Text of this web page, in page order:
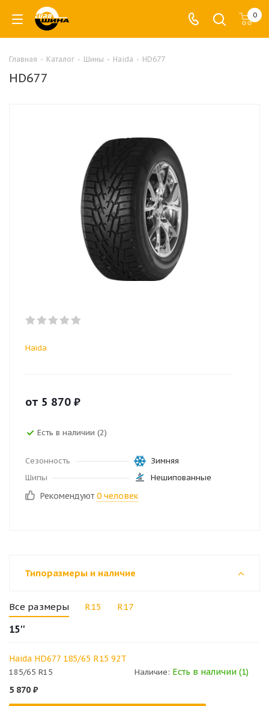
0
Главная - Каталог - Шины - Haida - HD677
HD677
Haida
от 5 870 ₽
Есть в наличии (2)
Сезонность
Зимняя
Шипы
Нешипованные
Рекомендуют 0 человек
Типоразмеры и наличие
Все размеры R15 R17
15''
Haida HD677 185/65 R15 92T
185/65 R15 Наличие: Есть в наличии (1)
5 870 ₽